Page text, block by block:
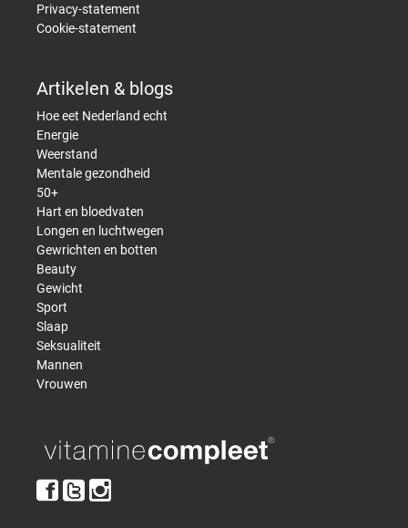
Privacy-statement
Cookie-statement
Artikelen & blogs
Hoe eet Nederland echt
Energie
Weerstand
Mentale gezondheid
50+
Hart en bloedvaten
Longen en luchtwegen
Gewrichten en botten
Beauty
Gewicht
Sport
Slaap
Seksualiteit
Mannen
Vrouwen